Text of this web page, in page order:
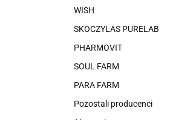
WISH
SKOCZYLAS PURELAB
PHARMOVIT
SOUL FARM
PARA FARM
Pozostali producenci